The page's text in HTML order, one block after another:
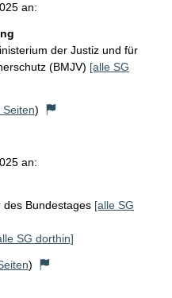
an:
der Justiz und für
(BMJV) [alle SG
Seiten)
an:
des Bundestages [alle SG
SG dorthin]
)